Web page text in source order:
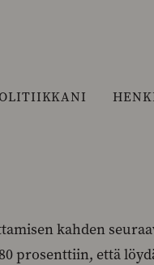
kahden
prosenttiin, että